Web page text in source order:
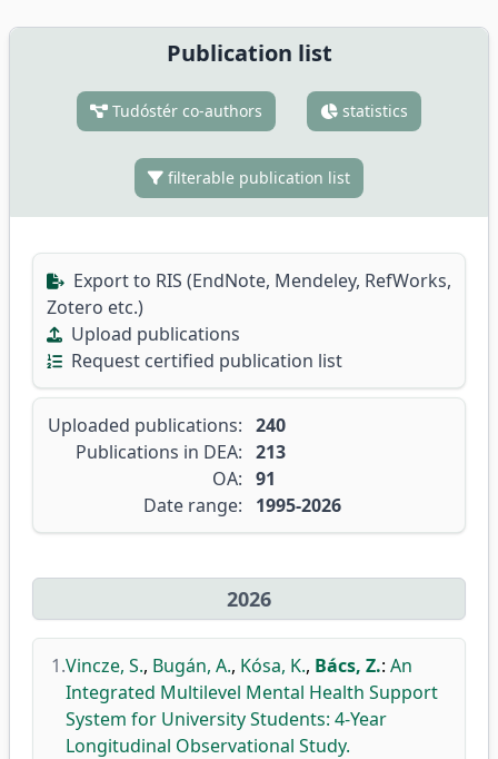
Publication list
Tudóstér co-authors statistics
filterable publication list
Export to RIS (EndNote, Mendeley, RefWorks,
Zotero etc.)
Upload publications
Request certified publication list
Uploaded publications: 240
Publications in DEA: 213
OA: 91
Date range:
1995-2026
2026
1.Vincze, S., Bugán, A., Kósa, K., Bács, Z.: An
Integrated Multilevel Mental Health Support
System for University Students: 4-Year
Longitudinal Observational Study.